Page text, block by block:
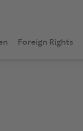
Foreign Rights